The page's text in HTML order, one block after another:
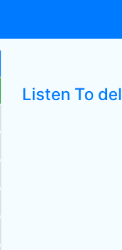
Listen To